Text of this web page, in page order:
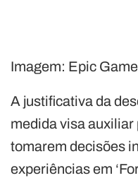
Imagem: Epic
A justificativa da
medida visa auxiliar
tomarem decisões
experiências em